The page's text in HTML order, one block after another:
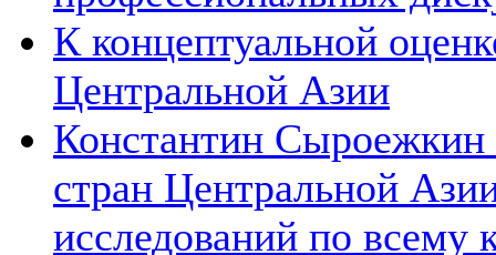
К концептуальной
Центральной Азии
Константин Сыроежкин
стран Центральной
исследований по всему